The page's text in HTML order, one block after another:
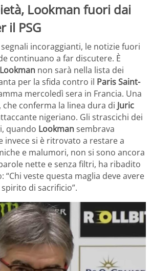
Lookman fuori dai
il PSG
incoraggianti, le notizie fuori
continuano a far discutere. È
non sarà nella lista dei
per la sfida contro il Paris Saint-
mercoledì sera in Francia. Una
che conferma la linea dura di Juric
nigeriano. Gli strascichi dei
quando Lookmansembrava
invece si è ritrovato a restare a
e malumori, non si sono ancora
nette e senza filtri, ha ribadito
“Chi veste questa maglia deve avere
di sacrificio”.